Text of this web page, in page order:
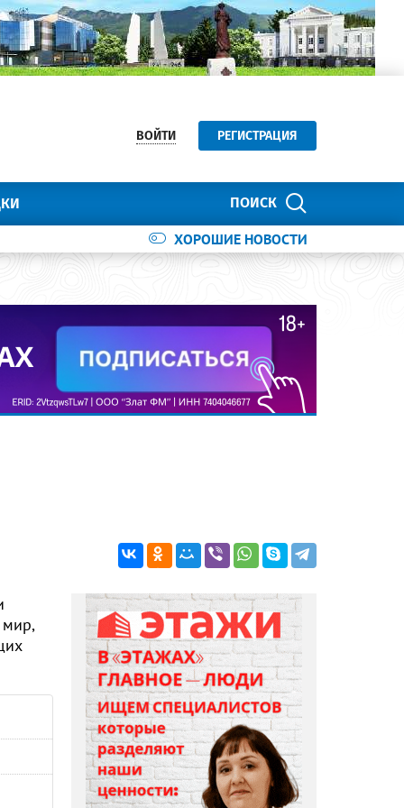
ВОЙТИ РЕГИСТРАЦИЯ
ПОИСК
ХОРОШИЕ НОВОСТИ
мир,